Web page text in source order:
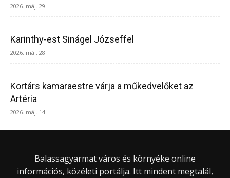
2026. máj. 29.
Karinthy-est Sinágel Józseffel
2026. máj. 28.
Kortárs kamaraestre várja a műkedvelőket az
Artéria
2026. máj. 14.
Balassagyarmat város és környéke online
információs, közéleti portálja. Itt mindent megtalál,